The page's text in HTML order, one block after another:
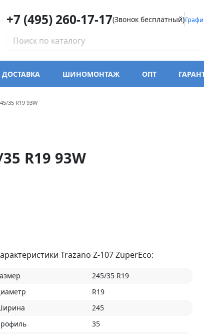
+7 (495) 260-17-17(Звонок бесплатный)
ДОСТАВКА ШИНОМОНТАЖ ОПТ
Trazano Z-107
35 R19 93W
35 R19 93W
Trazano Z-107 ZuperEco:
245/35 R19
R19
245
35